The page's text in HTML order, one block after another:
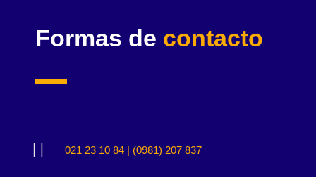
Formas de contacto
 021 23 10 84 | (0981) 207 837